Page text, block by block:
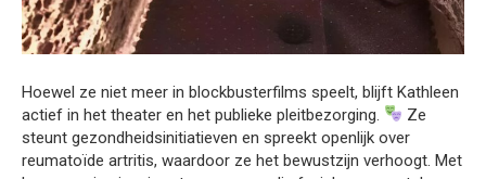
Hoewel ze niet meer in blockbusterfilms speelt, blijft Kathleen
actief in het theater en het publieke pleitbezorging.
Ze
steunt gezondheidsinitiatieven en spreekt openlijk over
reumatoïde artritis, waardoor ze het bewustzijn verhoogt. Met